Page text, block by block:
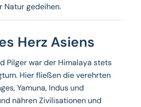
Natur gedeihen.
Herz Asiens
Pilger war der Himalaya stets
Hier fließen die verehrten
Yamuna, Indus und
nähren Zivilisationen und